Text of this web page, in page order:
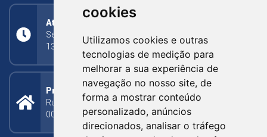
cookies
Utilizamos cookies e outras
tecnologias de medição para
melhorar a sua experiência de
navegação no nosso site, de
forma a mostrar conteúdo
personalizado, anúncios
direcionados, analisar o tráfego
Atendimento
Segunda a Sexta: 8h às 11h30min (manhã);
13h30min às 17h (tarde)
Prefeitura Municipal
Rua Silva Jardim, 505 - Bairro Centro - CEP: 95340-
000